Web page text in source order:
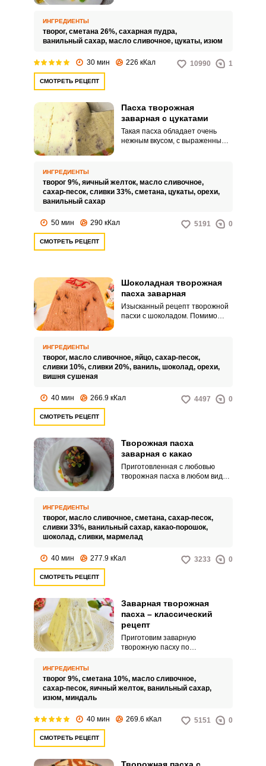
ингредиенты.
ИНГРЕДИЕНТЫ
творог, сметана 26%, сахарная пудра,
ванильный сахар, масло сливочное, цукаты, изюм
30 мин 226 кКал 10990 1
СМОТРЕТЬ РЕЦЕПТ
Пасха творожная
заварная с цукатами
Такая пасха обладает очень
нежным вкусом, с выраженным
однородным.
ИНГРЕДИЕНТЫ
творог 9%, яичный желток, масло сливочное,
сахар-песок, сливки 33%, сметана, цукаты, орехи,
ванильный сахар
50 мин 290 кКал 5191 0
СМОТРЕТЬ РЕЦЕПТ
Шоколадная творожная
пасха заварная
Изысканный рецепт творожной
пасхи с шоколадом. Помимо
мало кого оставит
равнодушным.
ИНГРЕДИЕНТЫ
творог, масло сливочное, яйцо, сахар-песок,
сливки 10%, сливки 20%, ваниль, шоколад, орехи,
вишня сушеная
40 мин 266.9 кКал 4497 0
СМОТРЕТЬ РЕЦЕПТ
Творожная пасха
заварная с какао
Приготовленная с любовью
творожная пасха в любом виде
ИНГРЕДИЕНТЫ
творог, масло сливочное, сметана, сахар-песок,
сливки 33%, ванильный сахар, какао-порошок,
шоколад, сливки, мармелад
40 мин 277.9 кКал 3233 0
СМОТРЕТЬ РЕЦЕПТ
Заварная творожная
пасха – классический
рецепт
Приготовим заварную
творожную пасху по
сметаны, яичных желтков,
сливочного масла и сахара.
ИНГРЕДИЕНТЫ
творог 9%, сметана 10%, масло сливочное,
сахар-песок, яичный желток, ванильный сахар,
изюм, миндаль
40 мин 269.6 кКал 5151 0
СМОТРЕТЬ РЕЦЕПТ
Запомнить меня
ЕЩЕ НЕ ЗАРЕГИСТРИРОВАННЫ?
Забыли пароль?